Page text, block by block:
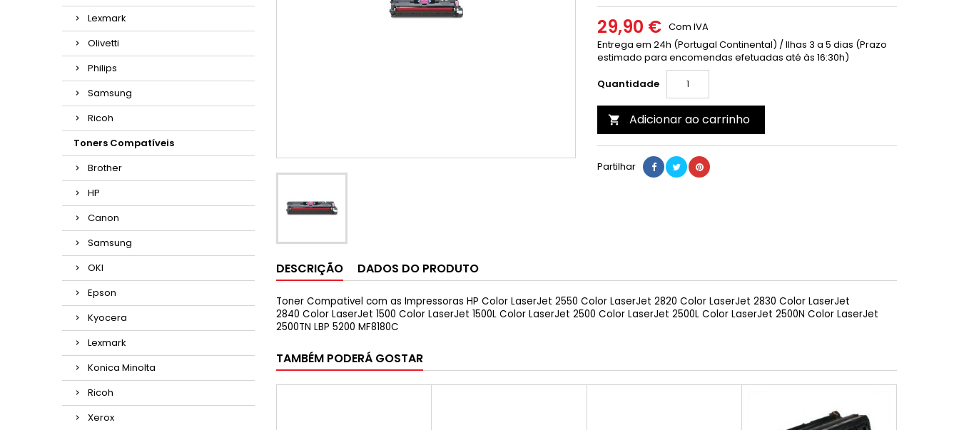
Lexmark
Olivetti
Philips
Samsung
Ricoh
Toners Compatíveis
Brother
HP
Canon
Samsung
OKI
Epson
Kyocera
Lexmark
Konica Minolta
Ricoh
Xerox
29,90 € Com IVA
Entrega em 24h (Portugal Continental) / Ilhas 3 a 5 dias (Prazo
estimado para encomendas efetuadas até às 16:30h)
Quantidade
 Adicionar ao carrinho
Partilhar
DESCRIÇÃO DADOS DO PRODUTO
Toner Compativel com as Impressoras HP Color LaserJet 2550 Color LaserJet 2820 Color LaserJet 2830 Color LaserJet
2840 Color LaserJet 1500 Color LaserJet 1500L Color LaserJet 2500 Color LaserJet 2500L Color LaserJet 2500N Color LaserJet
2500TN LBP 5200 MF8180C
TAMBÉM PODERÁ GOSTAR